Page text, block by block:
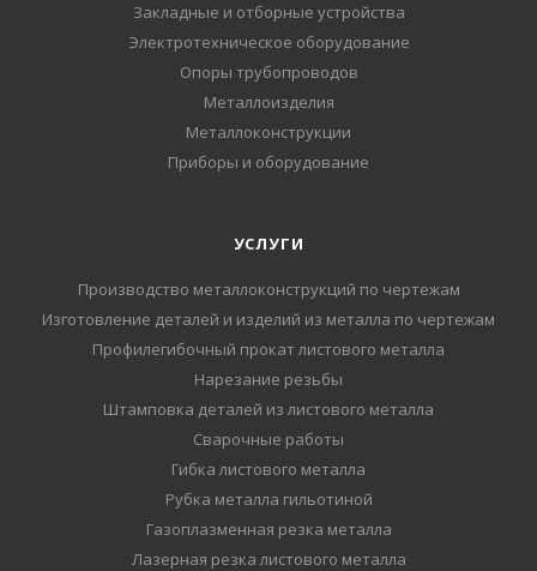
Закладные и отборные устройства
Электротехническое оборудование
Опоры трубопроводов
Металлоизделия
Металлоконструкции
Приборы и оборудование
УСЛУГИ
Производство металлоконструкций по чертежам
Изготовление деталей и изделий из металла по чертежам
Профилегибочный прокат листового металла
Нарезание резьбы
Штамповка деталей из листового металла
Сварочные работы
Гибка листового металла
Рубка металла гильотиной
Газоплазменная резка металла
Лазерная резка листового металла